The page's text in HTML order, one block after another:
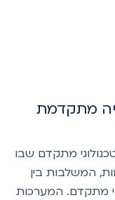
מתקדמת
מתקדם שבו
המשלבות בין
המערכות